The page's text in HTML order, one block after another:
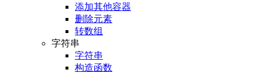
添加其他容器
删除元素
转数组
字符串
字符串
构造函数